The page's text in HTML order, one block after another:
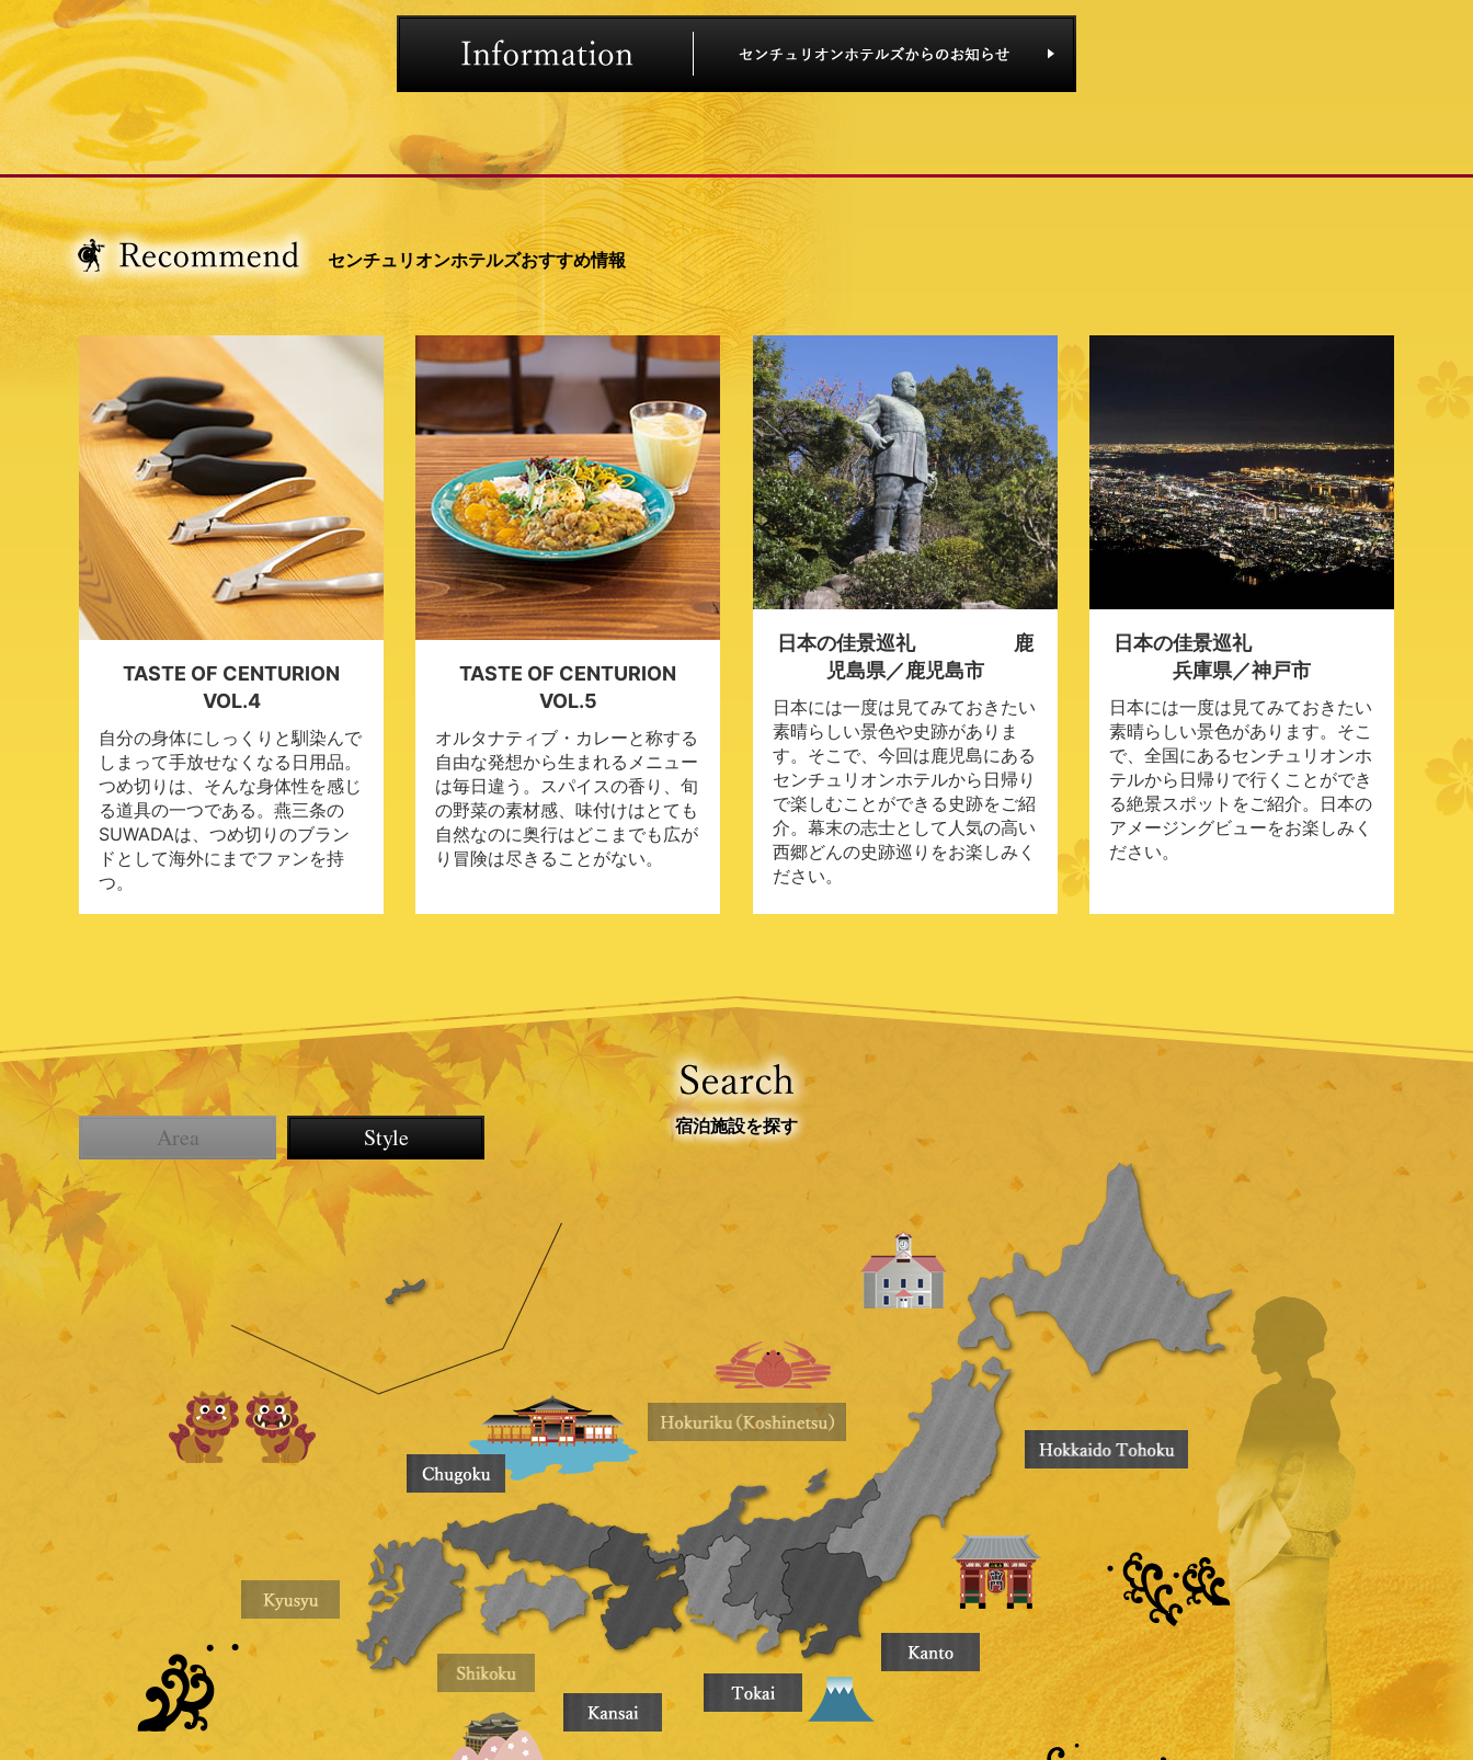
センチュリオンホテルズおすすめ情報
TASTE OF CENTURION
VOL.4
自分の身体にしっくりと馴染んで
しまって手放せなくなる日用品。
つめ切りは、そんな身体性を感じ
る道具の一つである。燕三条の
SUWADAは、つめ切りのブラン
ドとして海外にまでファンを持
つ。
TASTE OF CENTURION
VOL.5
オルタナティブ・カレーと称する
自由な発想から生まれるメニュー
は毎日違う。スパイスの香り、旬
の野菜の素材感、味付けはとても
自然なのに奥行はどこまでも広が
り冒険は尽きることがない。
日本の佳景巡礼 鹿
児島県／鹿児島市
日本には一度は見てみておきたい
素晴らしい景色や史跡がありま
す。そこで、今回は鹿児島にある
センチュリオンホテルから日帰り
で楽しむことができる史跡をご紹
介。幕末の志士として人気の高い
西郷どんの史跡巡りをお楽しみく
ださい。
日本の佳景巡礼
兵庫県／神戸市
日本には一度は見てみておきたい
素晴らしい景色があります。そこ
で、全国にあるセンチュリオンホ
テルから日帰りで行くことができ
る絶景スポットをご紹介。日本の
アメージングビューをお楽しみく
ださい。
宿泊施設を探す
Area Style